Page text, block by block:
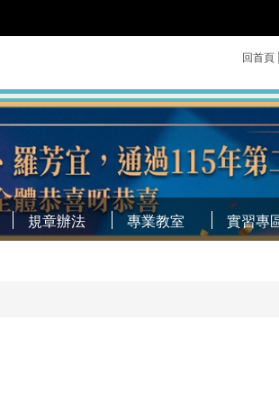
回首頁
規章辦法 專業教室 實習專